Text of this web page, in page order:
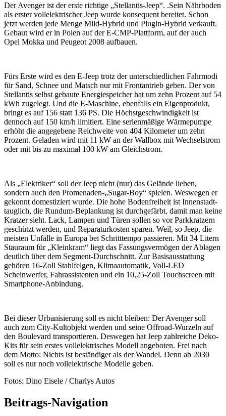
Der Avenger ist der erste richtige „Stellantis-Jeep“. .Sein Nährboden
als erster vollelektrischer Jeep wurde konsequent bereitet. Schon
jetzt werden jede Menge Mild-Hybrid und Plugin-Hybrid verkauft.
Gebaut wird er in Polen auf der E-CMP-Plattform, auf der auch
Opel Mokka und Peugeot 2008 aufbauen.
Fürs Erste wird es den E-Jeep trotz der unterschiedlichen Fahrmodi
für Sand, Schnee und Matsch nur mit Frontantrieb geben. Der von
Stellantis selbst gebaute Energiespeicher hat um zehn Prozent auf 54
kWh zugelegt. Und die E-Maschine, ebenfalls ein Eigenprodukt,
bringt es auf 156 statt 136 PS. Die Höchstgeschwindigkeit ist
dennoch auf 150 km/h limitiert. Eine serienmäßige Wärmepumpe
erhöht die angegebene Reichweite von 404 Kilometer um zehn
Prozent. Geladen wird mit 11 kW an der Wallbox mit Wechselstrom
oder mit bis zu maximal 100 kW am Gleichstrom.
Als „Elektriker“ soll der Jeep nicht (nur) das Gelände lieben,
sondern auch den Promenaden-„Sugar-Boy“ spielen. Weswegen er
gekonnt domestiziert wurde. Die hohe Bodenfreiheit ist Innenstadt-
tauglich, die Rundum-Beplankung ist durchgefärbt, damit man keine
Kratzer sieht. Lack, Lampen und Türen sollen so vor Parkkratzern
geschützt werden, und Reparaturkosten sparen. Weil, so Jeep, die
meisten Unfälle in Europa bei Schritttempo passieren. Mit 34 Litern
Stauraum für „Kleinkram“ liegt das Fassungsvermögen der Ablagen
deutlich über dem Segment-Durchschnitt. Zur Basisausstattung
gehören 16-Zoll Stahlfelgen, Klimaautomatik, Voll-LED
Scheinwerfer, Fahrassistenten und ein 10,25-Zoll Touchscreen mit
Smartphone-Anbindung.
Bei dieser Urbanisierung soll es nicht bleiben: Der Avenger soll
auch zum City-Kultobjekt werden und seine Offroad-Wurzeln auf
den Boulevard transportieren. Deswegen hat Jeep zahlreiche Deko-
Kits für sein erstes vollelektrisches Modell angeboten. Frei nach
dem Motto: Nichts ist beständiger als der Wandel. Denn ab 2030
soll es nur noch vollelektrische Modelle geben.
Fotos: Dino Eisele / Charlys Autos
Beitrags-Navigation